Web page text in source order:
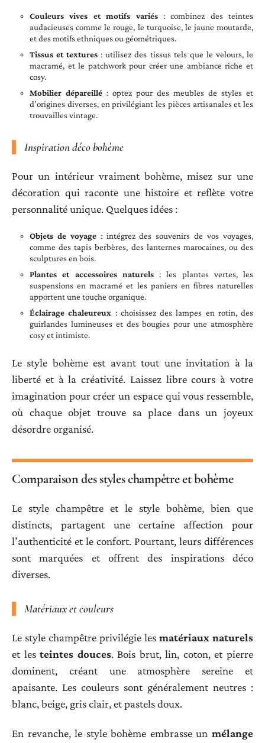
Couleurs vives et motifs variés: combinez des teintes
audacieuses comme le rouge, le turquoise, le jaune moutarde,
et des motifs ethniques ou géométriques.
Tissus et textures : utilisez des tissus tels que le velours, le
macramé, et le patchwork pour créer une ambiance riche et
cosy.
Mobilier dépareillé : optez pour des meubles de styles et
d’origines diverses, en privilégiant les pièces artisanales et les
trouvailles vintage.
Inspiration déco bohème
Pour un intérieur vraiment bohème, misez sur une
décoration qui raconte une histoire et reflète votre
personnalité unique. Quelques idées :
Objets de voyage: intégrez des souvenirs de vos voyages,
comme des tapis berbères, des lanternes marocaines, ou des
sculptures en bois.
Plantes et accessoires naturels: les plantes vertes, les
suspensions en macramé et les paniers en fibres naturelles
apportent une touche organique.
Éclairage chaleureux : choisissez des lampes en rotin, des
guirlandes lumineuses et des bougies pour une atmosphère
cosy et intimiste.
Le style bohème est avant tout une invitation à la
liberté et à la créativité. Laissez libre cours à votre
imagination pour créer un espace qui vous ressemble,
où chaque objet trouve sa place dans un joyeux
désordre organisé.
Comparaison des styles champêtre et bohème
Le style champêtre et le style bohème, bien que
distincts, partagent une certaine affection pour
l’authenticité et le confort. Pourtant, leurs différences
sont marquées et offrent des inspirations déco
diverses.
Matériaux et couleurs
Le style champêtre privilégie les matériaux naturels
et lesteintes douces. Bois brut, lin, coton, et pierre
dominent, créant une atmosphère sereine et
apaisante. Les couleurs sont généralement neutres :
blanc, beige, gris clair, et pastels doux.
En revanche, le style bohème embrasse un mélange